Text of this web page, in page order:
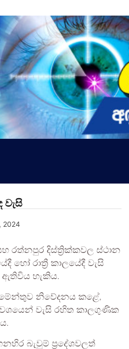
වැසි
2024
රත්නපුර දිස්ත්‍රික්කවල ස්ථාන
හෝ රාත්‍රී කාලයේදී වැසි
හැකිය.
නිවේදනය කළේ,
වශයෙන් වැසි රහිත කාලගුණික
බැවුම් ප්‍රදේශවලත්